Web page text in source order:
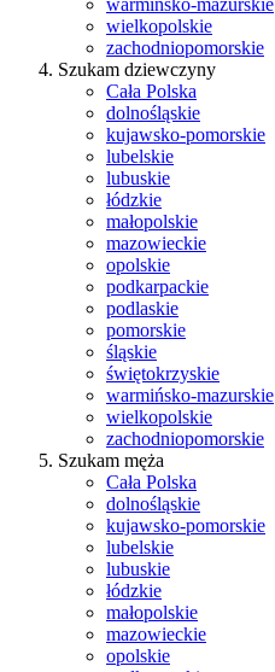
warmińsko-mazurskie
wielkopolskie
zachodniopomorskie
Szukam dziewczyny
Cała Polska
dolnośląskie
kujawsko-pomorskie
lubelskie
lubuskie
łódzkie
małopolskie
mazowieckie
opolskie
podkarpackie
podlaskie
pomorskie
śląskie
świętokrzyskie
warmińsko-mazurskie
wielkopolskie
zachodniopomorskie
Szukam męża
Cała Polska
dolnośląskie
kujawsko-pomorskie
lubelskie
lubuskie
łódzkie
małopolskie
mazowieckie
opolskie